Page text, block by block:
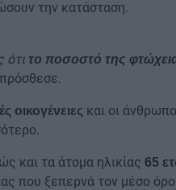
την κατάσταση.
ότι το ποσοστό της
οικογένειες και οι
και τα άτομα ηλικίας 65
που ξεπερνά τον μέσο